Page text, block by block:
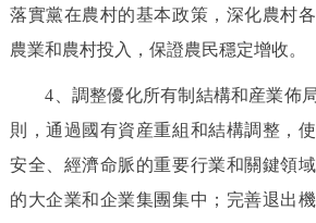
落實黨在農村的基本政策，深化農村
農業和農村投入，保證農民穩定增收。
4、調整優化所有制結構和産業佈
則，通過國有資産重組和結構調整，
安全、經濟命脈的重要行業和關鍵領
的大企業和企業集團集中；完善退出